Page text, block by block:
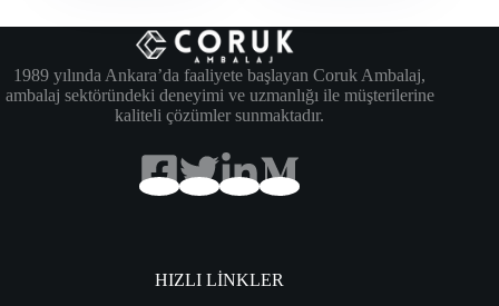
1989 yılında Ankara’da faaliyete başlayan Coruk Ambalaj,
ambalaj sektöründeki deneyimi ve uzmanlığı ile müşterilerine
kaliteli çözümler sunmaktadır.
HIZLI LİNKLER